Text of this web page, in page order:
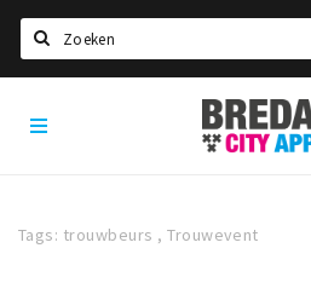
Home
Breda
City
App
Tags: trouwbeurs , Trouwevent